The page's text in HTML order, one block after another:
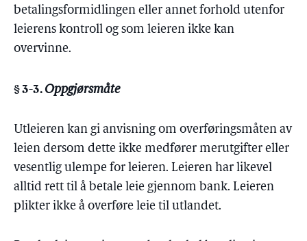
betalingsformidlingen eller annet forhold utenfor
leierens kontroll og som leieren ikke kan
overvinne.
§ 3-3.Oppgjørsmåte
Utleieren kan gi anvisning om overføringsmåten av
leien dersom dette ikke medfører merutgifter eller
vesentlig ulempe for leieren. Leieren har likevel
alltid rett til å betale leie gjennom bank. Leieren
plikter ikke å overføre leie til utlandet.